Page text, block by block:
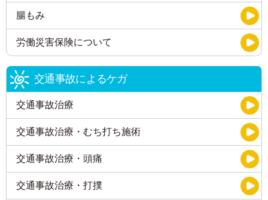
腸もみ
労働災害保険について
交通事故によるケガ
交通事故治療
交通事故治療・むち打ち施術
交通事故治療・頭痛
交通事故治療・打撲